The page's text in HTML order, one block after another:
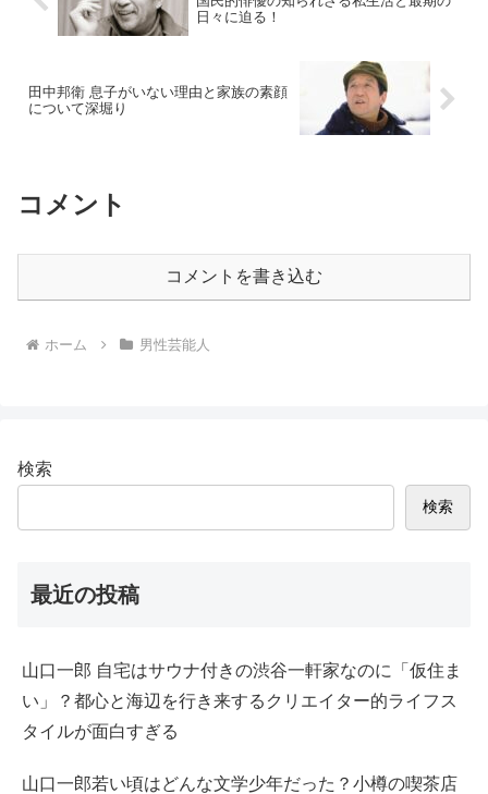
日々に迫る！
田中邦衛 息子がいない理由と家族の素顔
について深堀り
コメント
コメントを書き込む
ホーム 男性芸能人
検索
検索
最近の投稿
山口一郎 自宅はサウナ付きの渋谷一軒家なのに「仮住ま
い」？都心と海辺を行き来するクリエイター的ライフス
タイルが面白すぎる
山口一郎若い頃はどんな文学少年だった？小樽の喫茶店